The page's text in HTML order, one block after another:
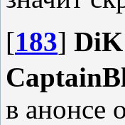
[183] DiK
в анонсе